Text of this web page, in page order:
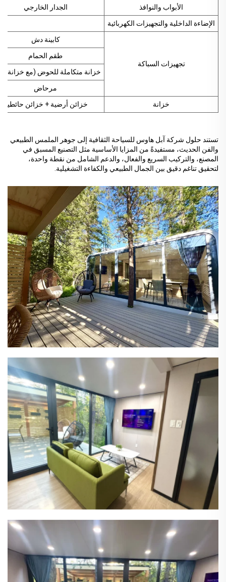
الأبواب والنوافذ
الجدار الخارجي
الإضاءة الداخلية والتجهيزات الكهربائية
تجهيزات السباكة
كابينة دش
طقم الحمام
خزانة متكاملة للحوض (مع خزانة
مرحاض
خزانة
خزائن أرضية + خزائن حائطية
تستند حلول شركة آبل هاوس للسياحة الثقافية إلى جوهر الملمس الطبيعي
والفن الحديث، مستفيدةً من المزايا الأساسية مثل التصنيع المسبق في
المصنع، والتركيب السريع والفعال، والدعم الشامل من نقطة واحدة،
لتحقيق تناغم دقيق بين الجمال الطبيعي والكفاءة التشغيلية.